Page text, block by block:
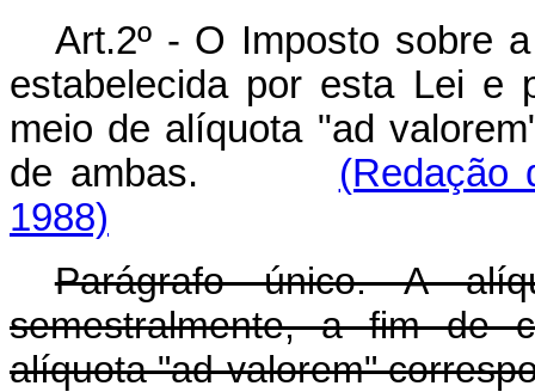
Art.2º - O Imposto sobre
estabelecida por esta Lei e
meio de alíquota "ad
de ambas.
(Redação
1988)
Parágrafo único. A
semestralmente, a fim de
alíquota "ad-valorem"